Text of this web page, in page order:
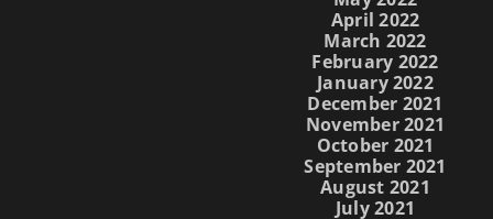
April 2022
March 2022
February 2022
January 2022
December 2021
November 2021
October 2021
September 2021
August 2021
July 2021